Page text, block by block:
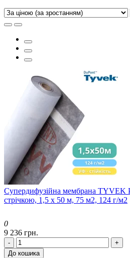
Супердифузійна мембрана TYVEK
стрічкою, 1,5 x 50 м, 75 м2, 124 г/м2
0
9 236 грн.
-
+
До кошика